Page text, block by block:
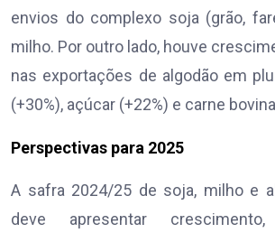
envios do complexo soja (grão,
milho. Por outro lado, houve
nas exportações de algodão em
(+30%), açúcar (+22%) e carne
Perspectivas para 2025
A safra 2024/25 de soja, milho e
deve apresentar